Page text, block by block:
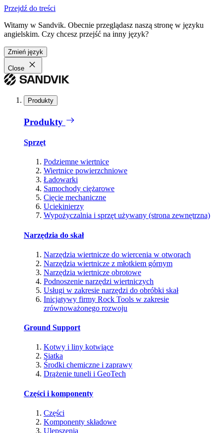
Przejdź do treści
Witamy w Sandvik. Obecnie przeglądasz naszą stronę w języku
angielskim. Czy chcesz przejść na inny język?
Zmień język
Close
Produkty
Produkty
Sprzęt
Podziemne wiertnice
Wiertnice powierzchniowe
Ładowarki
Samochody ciężarowe
Cięcie mechaniczne
Uciekinierzy
Wypożyczalnia i sprzęt używany (strona zewnętrzna)
Narzędzia do skał
Narzędzia wiertnicze do wiercenia w otworach
Narzędzia wiertnicze z młotkiem górnym
Narzędzia wiertnicze obrotowe
Podnoszenie narzędzi wiertniczych
Usługi w zakresie narzędzi do obróbki skał
Inicjatywy firmy Rock Tools w zakresie
zrównoważonego rozwoju
Ground Support
Kotwy i liny kotwiące
Siatka
Środki chemiczne i zaprawy
Drążenie tuneli i GeoTech
Części i komponenty
Części
Komponenty składowe
Ulepszenia